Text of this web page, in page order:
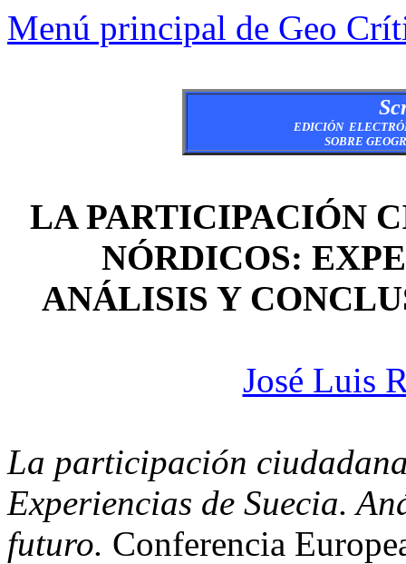
Menú principal de Geo
EDICIÓN
SOBRE
LA PARTICIPACIÓN
NÓRDICOS:
ANÁLISIS Y
José Luis
La participación
Experiencias de Suecia.
futuro. Conferencia